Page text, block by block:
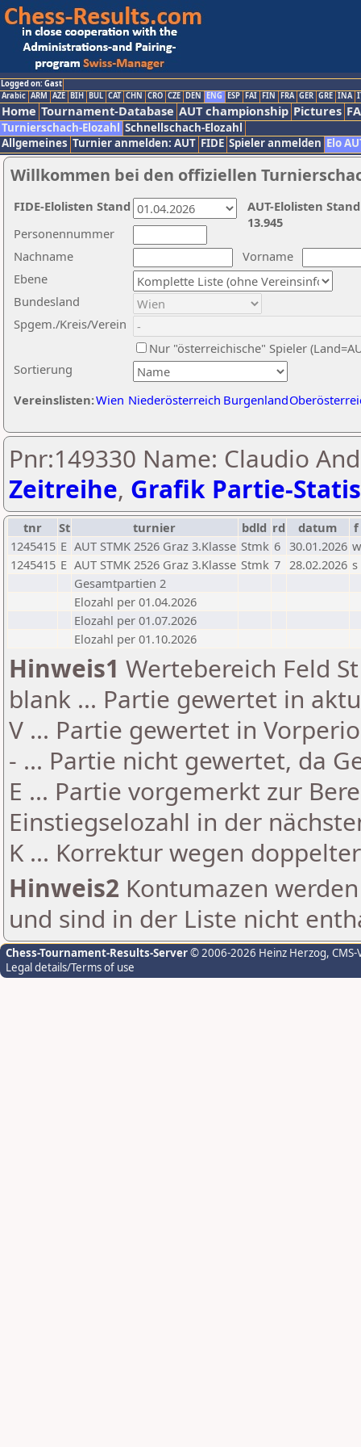
Logged on: Gast
Arabic ARM AZE BIH BUL CAT CHN CRO CZE DEN ENG ESP FAI FIN FRA GER GRE INA
Home Tournament-Database AUT championship Pictures
Turnierschach-Elozahl Schnellschach-Elozahl
Allgemeines Turnier anmelden: AUT FIDE Spieler anmelden Elo
Willkommen bei den offiziellen
Nachname
Vorname
Ebene
Sortierung
Personennummer
Bundesland
Spgem./Kreis/Verein
Nur "österreichische" Spieler
Vereinslisten:Wien Niederösterreich Burgenland
AUT-Elolisten
13.945
FIDE-Elolisten Stand
Pnr:149330 Name: Claudio
Zeitreihe, Grafik Partie-
tnr St turnier bdld rd datum
f
1245415 E AUT STMK 2526 Graz 3.Klasse Stmk 6 30.01.2026 w
1245415 E AUT STMK 2526 Graz 3.Klasse Stmk 7 28.02.2026 s
Gesamtpartien 2
Elozahl per 01.04.2026
Elozahl per 01.07.2026
Elozahl per 01.10.2026
Hinweis1 Wertebereich Feld
blank ... Partie gewertet in
V ... Partie gewertet in
- ... Partie nicht gewertet, da
E ... Partie vorgemerkt zur
Einstiegselozahl in der
K ... Korrektur wegen
Hinweis2 Kontumazen
und sind in der Liste nicht
Chess-Tournament-Results-Server© 2006-2026 Heinz Herzog,
Legal details/Terms of use